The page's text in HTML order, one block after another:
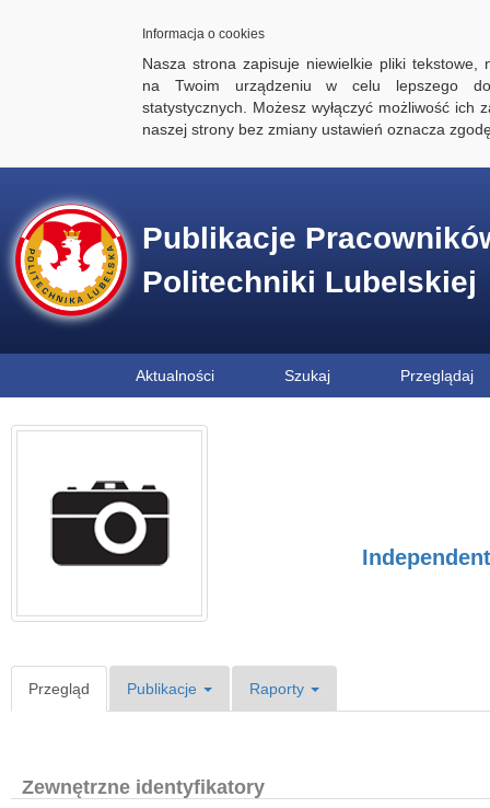
Informacja o cookies
Nasza strona zapisuje niewielkie pliki tekstowe,
na Twoim urządzeniu w celu lepszego
statystycznych. Możesz wyłączyć możliwość ich
naszej strony bez zmiany ustawień oznacza
Publikacje
Politechniki Lubelskiej
Aktualności Szukaj Przeglądaj
Przegląd Publikacje Raporty
Zewnętrzne identyfikatory